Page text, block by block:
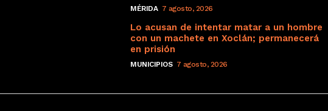
MÉRIDA 7 agosto, 2026
Lo acusan de intentar matar a un hombre
con un machete en Xoclán; permanecerá
en prisión
MUNICIPIOS 7 agosto, 2026